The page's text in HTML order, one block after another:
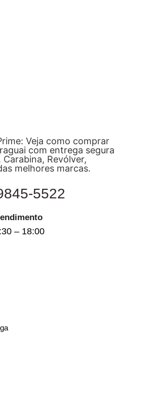
Veja como comprar
com entrega segura
Carabina, Revólver,
melhores marcas.
5522
– 18:00